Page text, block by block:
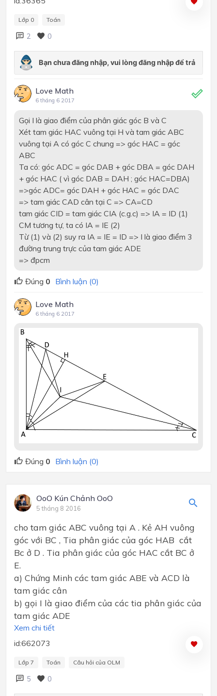
Lớp 0 Toán
2 0
Love Math
6 tháng 6 2017
Gọi I là giao điểm của phân giác góc B và C
Xét tam giác HAC vuông tại H và tam giác ABC
vuông tại A có góc C chung => góc HAC = góc
ABC
Ta có: góc ADC = góc DAB + góc DBA = góc DAH
+ góc HAC ( vì góc DAB = DAH ; góc HAC=DBA)
=>góc ADC= góc DAH + góc HAC = góc DAC
=> tam giác CAD cân tại C => CA=CD
tam giác CID = tam giác CIA (c.g.c) => IA = ID (1)
CM tương tự, ta có IA = IE (2)
Từ (1) và (2) suy ra IA = IE = ID => I là giao điểm 3
đường trung trực của tam giác ADE
=> đpcm
Đúng 0 Bình luận (0)
Love Math
6 tháng 6 2017
Đúng 0 Bình luận (0)
OoO Kún Chảnh OoO
5 tháng 8 2016
cho tam giác ABC vuông tại A . Kẻ AH vuông
góc với BC , Tia phân giác của góc HAB cắt
Bc ở D . Tia phân giác của góc HAC cắt BC ở
E.
a) Chứng Minh các tam giác ABE và ACD là
tam giác cân
b) gọi I là giao điểm của các tia phân giác của
tam giác ADE
Xem chi tiết
id:662073
Lớp 7 Toán Câu hỏi của OLM
5 0